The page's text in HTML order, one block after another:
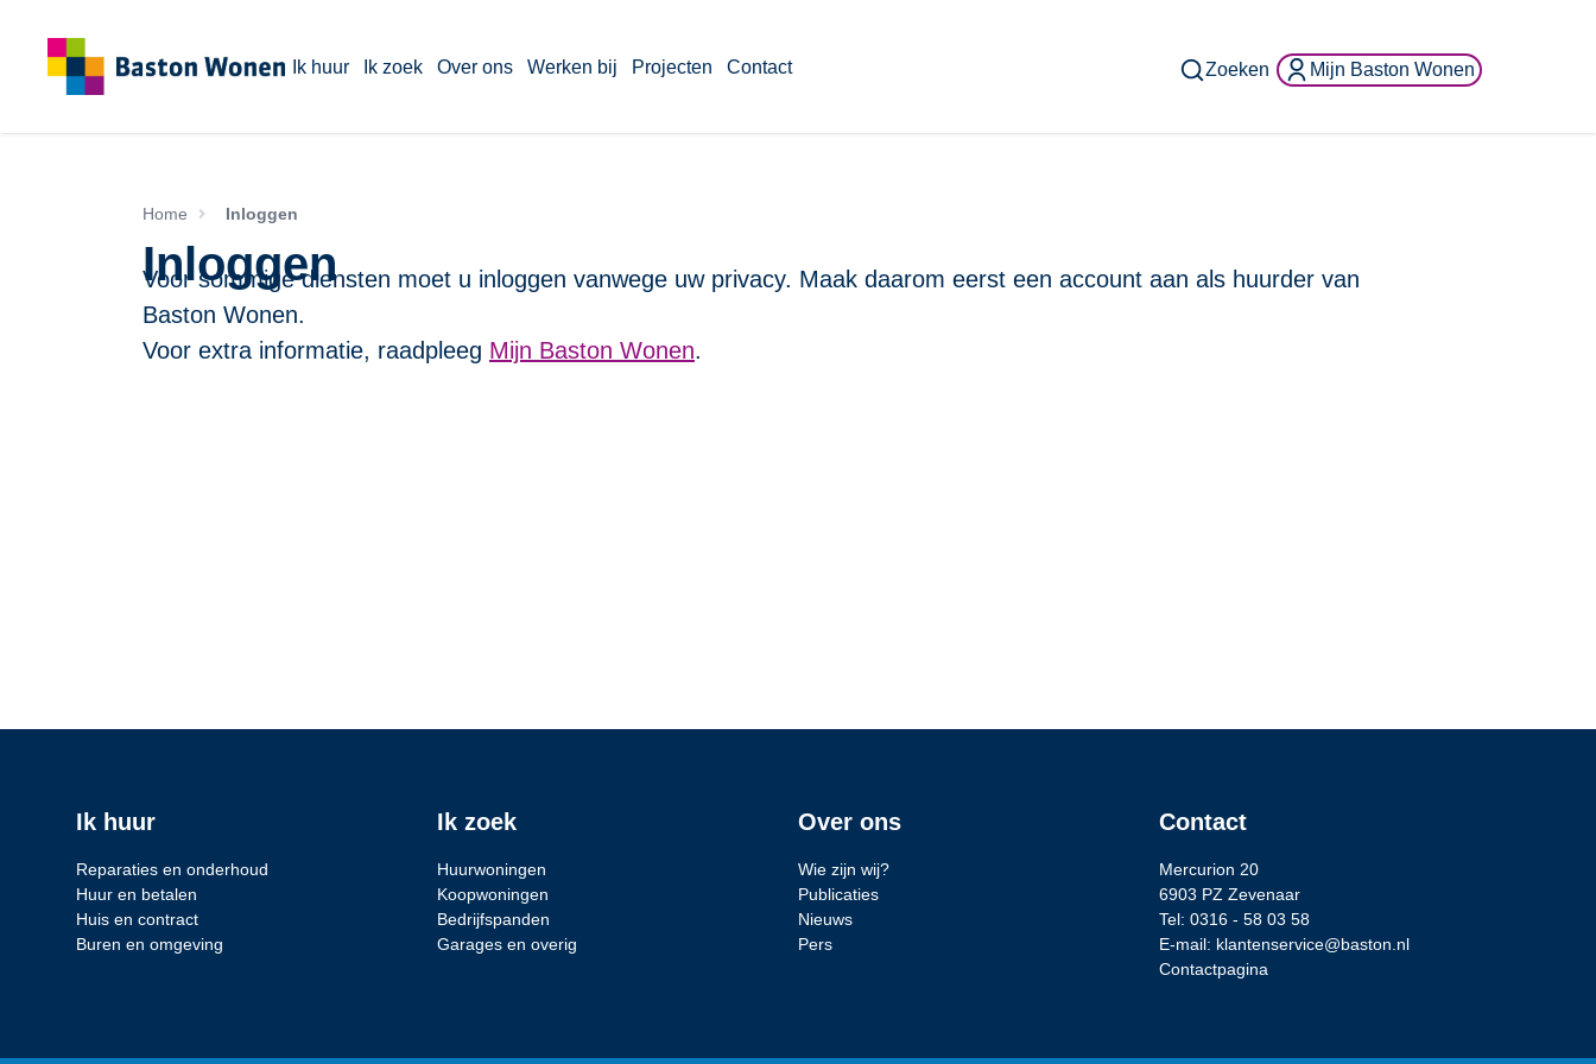
Ik huur Ik zoek Over ons Werken bij Projecten Contact Zoeken Mijn Baston Wonen
Home Inloggen
Inloggen
Voor sommige diensten moet u inloggen vanwege uw privacy. Maak daarom eerst een account aan als huurder van
Baston Wonen.
Voor extra informatie, raadpleeg Mijn Baston Wonen.
Ik huur
Reparaties en onderhoud
Huur en betalen
Huis en contract
Buren en omgeving
Ik zoek
Huurwoningen
Koopwoningen
Bedrijfspanden
Garages en overig
Over ons
Wie zijn wij?
Publicaties
Nieuws
Pers
Contact
Mercurion 20
6903 PZ Zevenaar
Tel: 0316 - 58 03 58
E-mail: klantenservice@baston.nl
Contactpagina